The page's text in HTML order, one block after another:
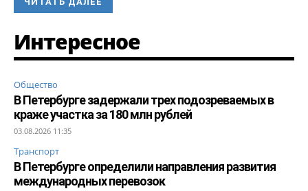
Интересное
Общество
В Петербурге задержали трех подозреваемых в
краже участка за 180 млн рублей
03.08.2026 11:35
Транспорт
В Петербурге определили направления развития
международных перевозок